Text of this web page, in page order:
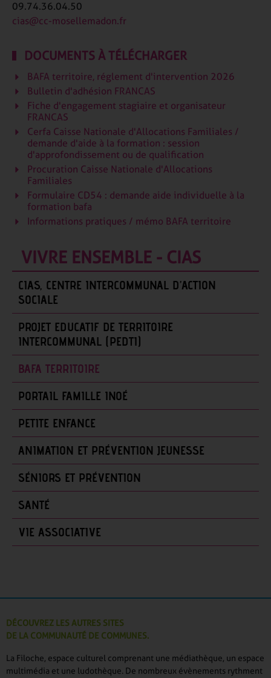
09.74.36.04.50
cias@cc-mosellemadon.fr
DOCUMENTS À TÉLÉCHARGER
BAFA territoire, réglement d'intervention 2026
Bulletin d'adhésion FRANCAS
Fiche d'engagement stagiaire et organisateur
FRANCAS
Cerfa Caisse Nationale d'Allocations Familiales /
demande d'aide à la formation : session
d'approfondissement ou de qualification
Procuration Caisse Nationale d'Allocations
Familiales
Formulaire CD54 : demande aide individuelle à la
formation bafa
Informations pratiques / mémo BAFA territoire
VIVRE ENSEMBLE - CIAS
CIAS, CENTRE INTERCOMMUNAL D’ACTION
SOCIALE
PROJET EDUCATIF DE TERRITOIRE
INTERCOMMUNAL (PEDTI)
BAFA TERRITOIRE
PORTAIL FAMILLE INOÉ
PETITE ENFANCE
ANIMATION ET PRÉVENTION JEUNESSE
SÉNIORS ET PRÉVENTION
SANTÉ
VIE ASSOCIATIVE
DÉCOUVREZ LES AUTRES SITES
DE LA COMMUNAUTÉ DE COMMUNES.
La Filoche, espace culturel comprenant une médiathèque, un espace
multimédia et une ludothèque. De nombreux évènements rythment